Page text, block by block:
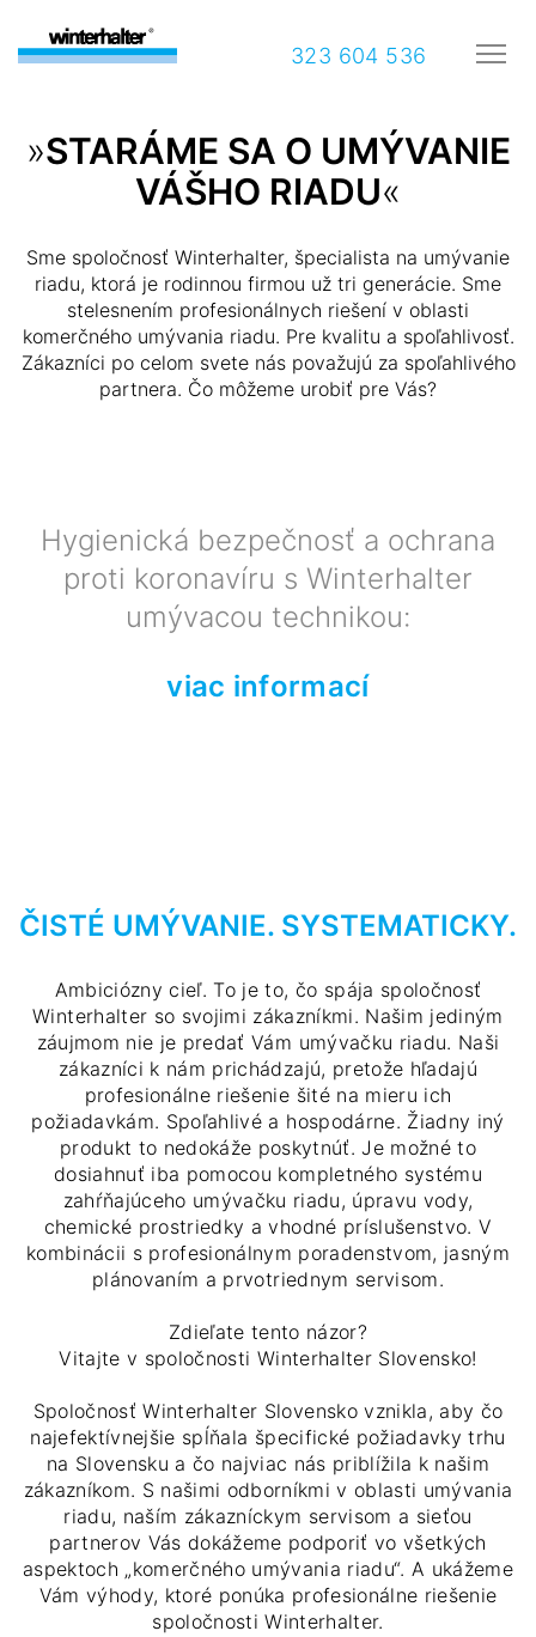
323 604 536
»STARÁME SA O UMÝVANIE
VÁŠHO RIADU«
Sme spoločnosť Winterhalter, špecialista na umývanie
riadu, ktorá je rodinnou firmou už tri generácie. Sme
stelesnením profesionálnych riešení v oblasti
komerčného umývania riadu. Pre kvalitu a spoľahlivosť.
Zákazníci po celom svete nás považujú za spoľahlivého
partnera. Čo môžeme urobiť pre Vás?
Hygienická bezpečnosť a ochrana
proti koronavíru s Winterhalter
umývacou technikou:
viac informací
ČISTÉ UMÝVANIE. SYSTEMATICKY.
Ambiciózny cieľ. To je to, čo spája spoločnosť
Winterhalter so svojimi zákazníkmi. Našim jediným
záujmom nie je predať Vám umývačku riadu. Naši
zákazníci k nám prichádzajú, pretože hľadajú
profesionálne riešenie šité na mieru ich
požiadavkám. Spoľahlivé a hospodárne. Žiadny iný
produkt to nedokáže poskytnúť. Je možné to
dosiahnuť iba pomocou kompletného systému
zahŕňajúceho umývačku riadu, úpravu vody,
chemické prostriedky a vhodné príslušenstvo. V
kombinácii s profesionálnym poradenstvom, jasným
plánovaním a prvotriednym servisom.
Zdieľate tento názor?
Vitajte v spoločnosti Winterhalter Slovensko!
Spoločnosť Winterhalter Slovensko vznikla, aby čo
najefektívnejšie spĺňala špecifické požiadavky trhu
na Slovensku a čo najviac nás priblížila k našim
zákazníkom. S našimi odborníkmi v oblasti umývania
riadu, naším zákazníckym servisom a sieťou
partnerov Vás dokážeme podporiť vo všetkých
aspektoch „komerčného umývania riadu“. A ukážeme
Vám výhody, ktoré ponúka profesionálne riešenie
spoločnosti Winterhalter.